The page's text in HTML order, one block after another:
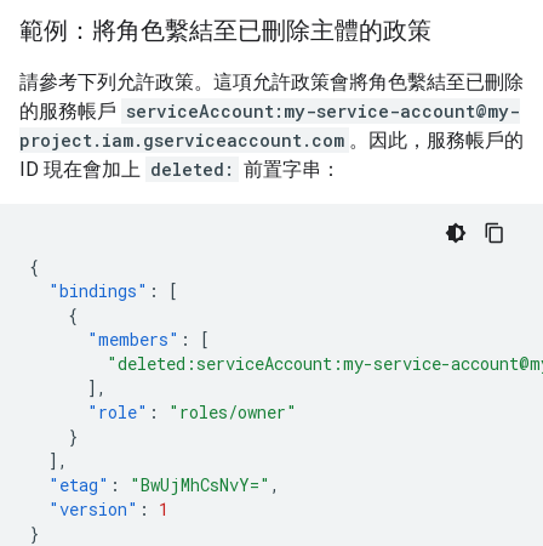
範例：將角色繫結至已刪除主體的政策
請參考下列允許政策。這項允許政策會將角色繫結至已刪除
的服務帳戶 serviceAccount:my-service-account@my-
project.iam.gserviceaccount.com 。因此，服務帳戶的
ID 現在會加上 deleted: 前置字串：
{
"bindings" :
[
{
"members" :
[
"deleted:serviceAccount:my-service-
],
"role" :
"roles/owner"
}
],
"etag" : "BwUjMhCsNvY=" ,
"version" :
1
}